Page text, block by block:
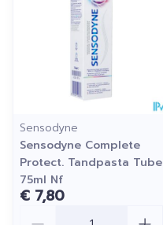
Sensodyne
Sensodyne Complete
Protect. Tandpasta Tube
75ml Nf
€ 7,80